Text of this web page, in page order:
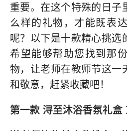
重要。在这个特殊的日子
么样的礼物，才能既表
呢？以下是十款精心挑选
希望能够帮助您找到那
物，让老师在教师节这一
和敬意，赶紧收藏吧！
第一款 浔至沐浴香氛礼盒